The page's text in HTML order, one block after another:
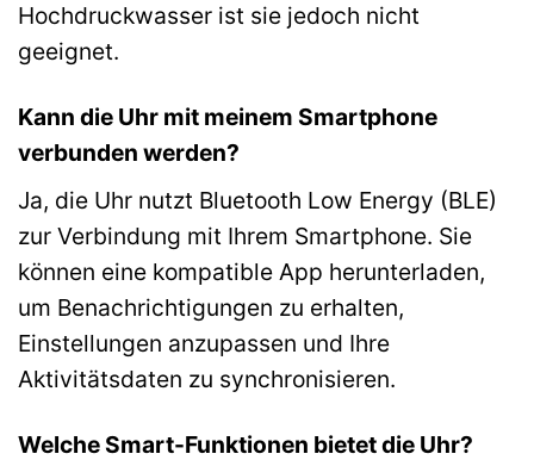
Hochdruckwasser ist sie jedoch nicht
geeignet.
Kann die Uhr mit meinem Smartphone
verbunden werden?
Ja, die Uhr nutzt Bluetooth Low Energy (BLE)
zur Verbindung mit Ihrem Smartphone. Sie
können eine kompatible App herunterladen,
um Benachrichtigungen zu erhalten,
Einstellungen anzupassen und Ihre
Aktivitätsdaten zu synchronisieren.
Welche Smart-Funktionen bietet die Uhr?